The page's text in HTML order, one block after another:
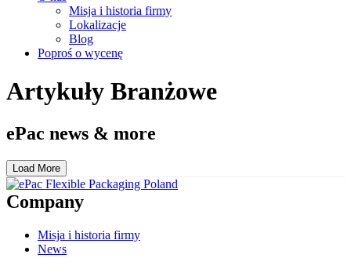
Misja i historia firmy
Lokalizacje
Blog
Poproś o wycenę
Artykuły Branżowe
ePac news & more
Load More
Company
Misja i historia firmy
News